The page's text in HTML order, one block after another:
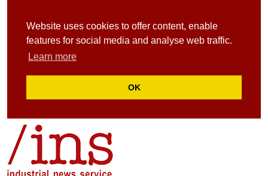
Website uses cookies to offer content, enable
features for social media and analyse web traffic.
Learn more
OK